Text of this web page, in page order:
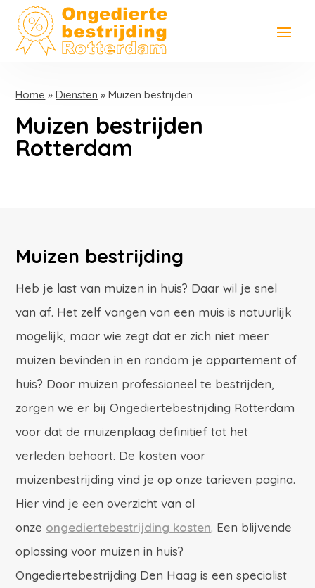
Home »Diensten »Muizen bestrijden
Muizen bestrijden
Rotterdam
Muizen bestrijding
Heb je last van muizen in huis? Daar wil je snel
van af. Het zelf vangen van een muis is natuurlijk
mogelijk, maar wie zegt dat er zich niet meer
muizen bevinden in en rondom je appartement of
huis? Door muizen professioneel te bestrijden,
zorgen we er bij Ongediertebestrijding Rotterdam
voor dat de muizenplaag definitief tot het
verleden behoort. De kosten voor
muizenbestrijding vind je op onze tarieven pagina.
Hier vind je een overzicht van al
onze ongediertebestrijding kosten. Een blijvende
oplossing voor muizen in huis?
Ongediertebestrijding Den Haag is een specialist